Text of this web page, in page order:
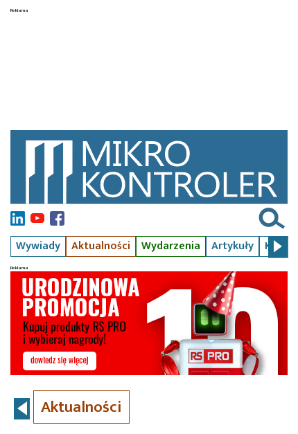
Wywiady Aktualności Wydarzenia Artykuły Kursy
Aktualności